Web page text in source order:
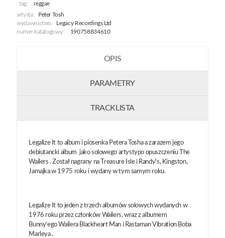
tag:
reggae
artysta:
Peter Tosh
wydawnictwo:
Legacy Recordings Ltd
numer katalogowy:
190758834610
OPIS
PARAMETRY
TRACKLISTA
Legalize It to album i piosenka Petera Tosha a zarazem jego
debiutancki album jako solowego artystypo opuszczeniu The
Wailers . Został nagrany na Treasure Isle i Randy's, Kingston,
Jamajka w 1975 roku i wydany w tym samym roku.
Legalize It to jeden z trzech albumów solowych wydanych w
1976 roku przez członków Wailers, wraz z albumem
Bunny'ego Wailera Blackheart Man i Rastaman Vibration Boba
Marleya .